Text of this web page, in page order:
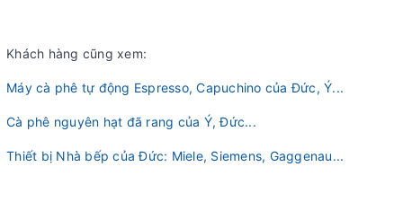
Khách hàng cũng xem:
Máy cà phê tự động Espresso, Capuchino của Đức, Ý...
Cà phê nguyên hạt đã rang của Ý, Đức...
Thiết bị Nhà bếp của Đức: Miele, Siemens, Gaggenau...